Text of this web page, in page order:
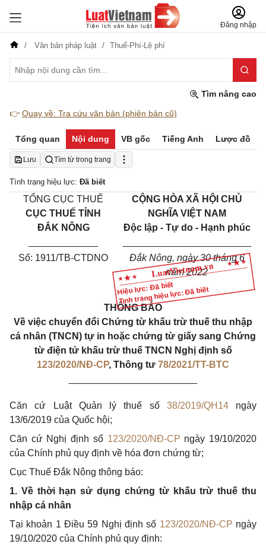
Đăng nhập
Văn bản pháp luật Thuế-Phí-Lệ phí
Tìm nâng cao
👉 Quay về: Tra cứu văn bản (phiên bản cũ)
Tổng quan Nội dung VB gốc Tiếng Anh Lược đồ
Lưu Tìm từ trong trang
Tình trạng hiệu lực: Đã biết
Hiệu lực: Đã biết
Tình trạng hiệu lực: Đã biết
TỔNG CỤC THUẾ
CỤC THUẾ TỈNH
ĐẮK NÔNG
Số: 1911/TB-CTDNO
CỘNG HÒA XÃ HỘI CHỦ
NGHĨA VIỆT NAM
Độc lập - Tự do - Hạnh phúc
Đắk Nông, ngày 30 tháng 6
năm 2022
THÔNG BÁO
Về việc chuyển đổi Chứng từ khấu trừ thuế thu nhập
cá nhân (TNCN) tự in hoặc chứng từ giấy sang Chứng
từ điện tử khấu trừ thuế TNCN Nghị định số
123/2020/NĐ-CP, Thông tư 78/2021/TT-BTC
Căn cứ Luật Quản lý thuế số 38/2019/QH14ngày
13/6/2019 của Quốc hội;
Căn cứ Nghị định số 123/2020/NĐ-CP ngày 19/10/2020
của Chính phủ quy định về hóa đơn chứng từ;
Cục Thuế Đắk Nông thông báo:
1. Về thời hạn sử dụng chứng từ khấu trừ thuế thu
nhập cá nhân
Tại khoản 1 Điều 59 Nghị định số 123/2020/NĐ-CP ngày
19/10/2020 của Chính phủ quy định: